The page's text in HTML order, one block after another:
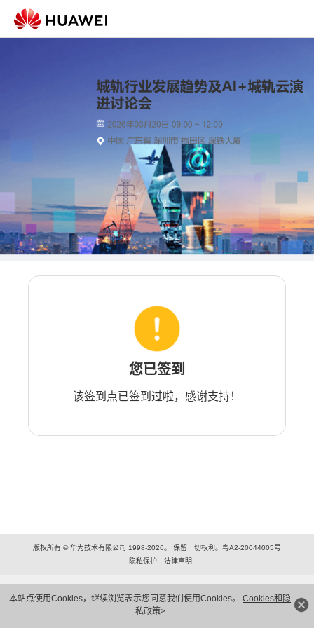
本站点使用Cookies，继续浏览表示您同意我们使用Cookies。 Cookies和隐
私政策>
您已签到
该签到点已签到过啦，感谢支持！
版权所有 © 华为技术有限公司 1998-2026。 保留一切权利。粤A2-20044005号
隐私保护
法律声明